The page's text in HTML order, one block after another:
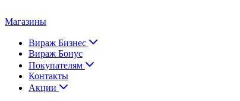
Магазины
Вираж Бизнес
Вираж Бонус
Покупателям
Контакты
Акции